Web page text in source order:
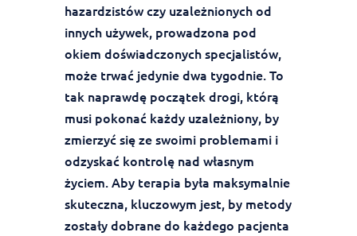
hazardzistów czy uzależnionych od
innych używek, prowadzona pod
okiem doświadczonych specjalistów,
może trwać jedynie dwa tygodnie. To
tak naprawdę początek drogi, którą
musi pokonać każdy uzależniony, by
zmierzyć się ze swoimi problemami i
odzyskać kontrolę nad własnym
życiem. Aby terapia była maksymalnie
skuteczna, kluczowym jest, by metody
zostały dobrane do każdego pacjenta